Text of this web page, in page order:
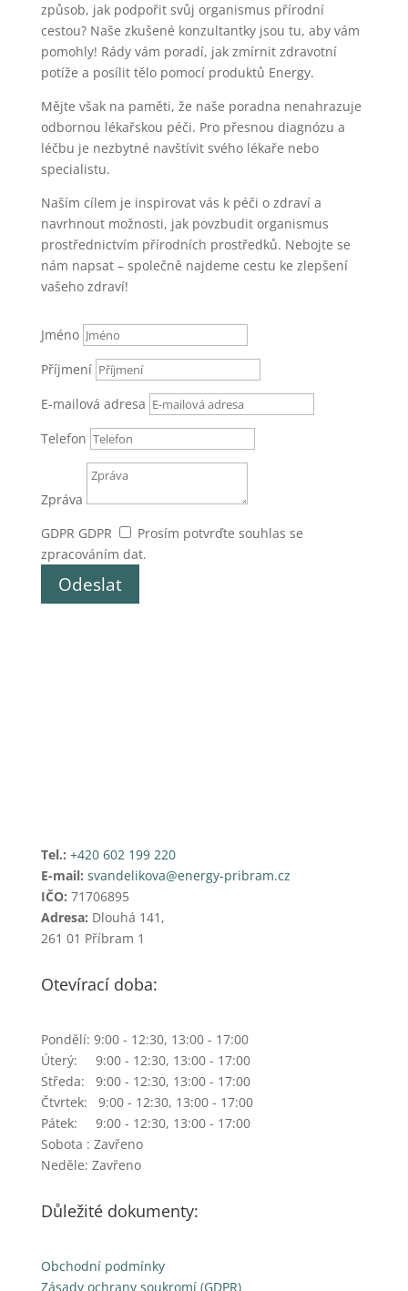
způsob, jak podpořit svůj organismus přírodní
cestou? Naše zkušené konzultantky jsou tu, aby vám
pomohly! Rády vám poradí, jak zmírnit zdravotní
potíže a posílit tělo pomocí produktů Energy.
Mějte však na paměti, že naše poradna nenahrazuje
odbornou lékařskou péči. Pro přesnou diagnózu a
léčbu je nezbytné navštívit svého lékaře nebo
specialistu.
Naším cílem je inspirovat vás k péči o zdraví a
navrhnout možnosti, jak povzbudit organismus
prostřednictvím přírodních prostředků. Nebojte se
nám napsat – společně najdeme cestu ke zlepšení
vašeho zdraví!
Jméno
Příjmení
E-mailová adresa
Telefon
Zpráva
GDPR GDPR
Prosím potvrďte souhlas se
zpracováním dat.
Odeslat
Tel.: +420 602 199 220
E-mail: svandelikova@energy-pribram.cz
IČO: 71706895
Adresa: Dlouhá 141,
261 01 Příbram 1
Otevírací doba:
Pondělí: 9:00 - 12:30, 13:00 - 17:00
Úterý: 9:00 - 12:30, 13:00 - 17:00
Středa: 9:00 - 12:30, 13:00 - 17:00
Čtvrtek: 9:00 - 12:30, 13:00 - 17:00
Pátek: 9:00 - 12:30, 13:00 - 17:00
Sobota : Zavřeno
Neděle: Zavřeno
Důležité dokumenty:
Obchodní podmínky
Zásady ochrany soukromí (GDPR)